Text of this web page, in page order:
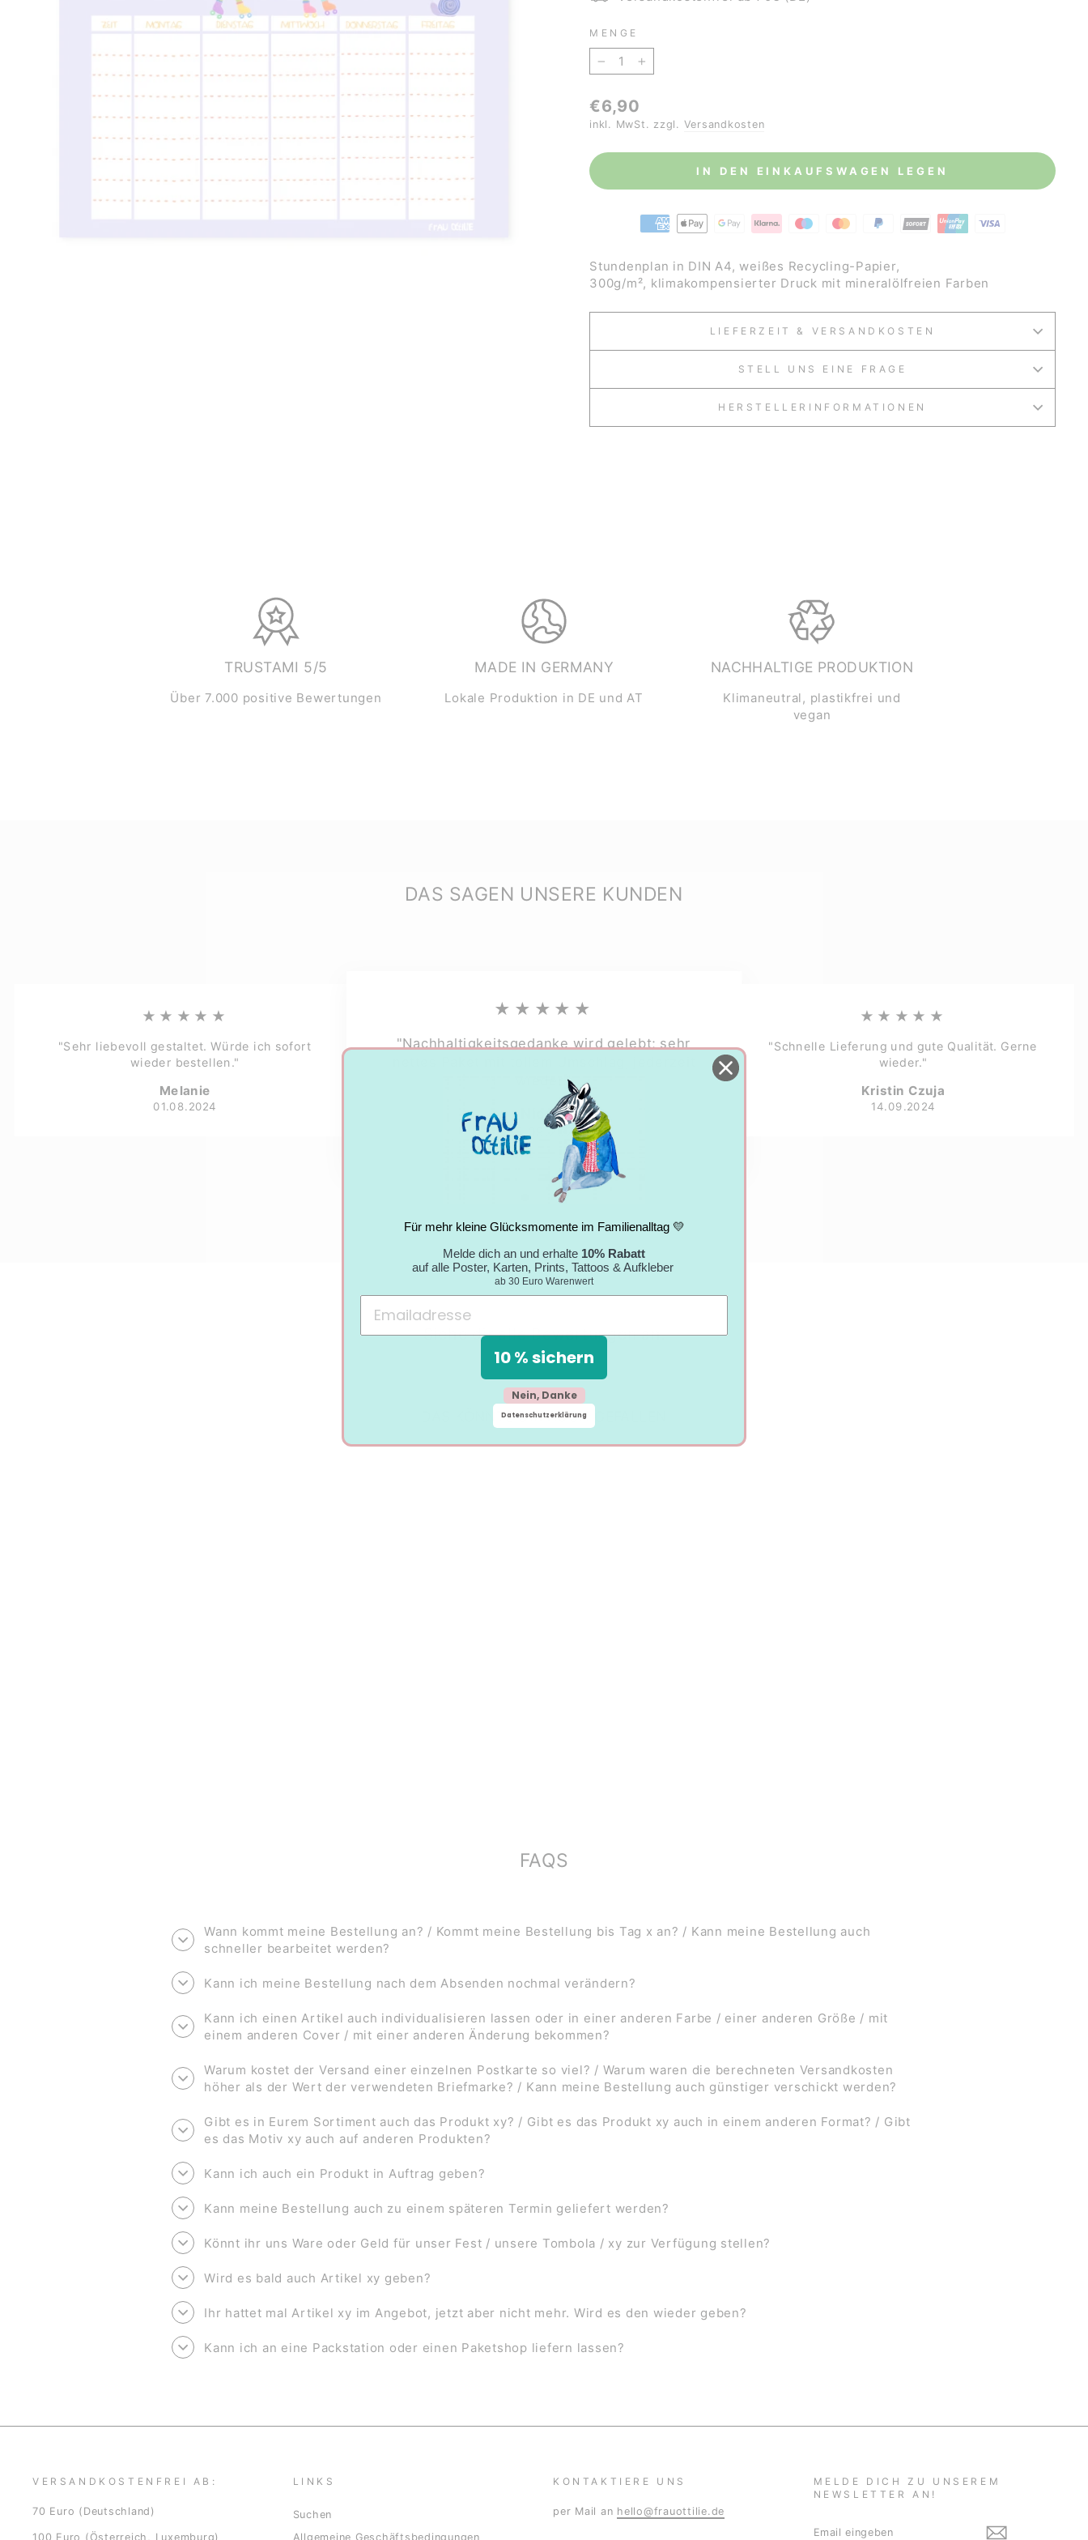
MENGE
− +
Normaler
Preis
€6,90
inkl. MwSt. zzgl. Versandkosten
IN DEN EINKAUFSWAGEN LEGEN
Stundenplan in DIN A4, weißes Recycling-Papier,
300g/m², klimakompensierter Druck mit mineralölfreien Farben
LIEFERZEIT & VERSANDKOSTEN
STELL UNS EINE FRAGE
HERSTELLERINFORMATIONEN
TRUSTAMI 5/5
Über 7.000 positive Bewertungen
MADE IN GERMANY
Lokale Produktion in DE und AT
NACHHALTIGE PRODUKTION
Klimaneutral, plastikfrei und
vegan
DAS SAGEN UNSERE KUNDEN
★★★★★
"Sehr liebevoll gestaltet. Würde ich sofort
wieder bestellen."
Melanie
01.08.2024
★★★★★
"Nachhaltigkeitsgedanke wird gelebt; sehr
wieder."
Nicole
05.09.2024
★★★★★
"Schnelle Lieferung und gute Qualität. Gerne
wieder."
Kristin Czuja
14.09.2024
Siehe dir alle Bewertungen an.
DAS KÖNNTE DIR AUCH GEFALLEN
FAQS
Wann kommt meine Bestellung an? / Kommt meine Bestellung bis Tag x an? / Kann meine Bestellung auch
schneller bearbeitet werden?
Kann ich meine Bestellung nach dem Absenden nochmal verändern?
Kann ich einen Artikel auch individualisieren lassen oder in einer anderen Farbe / einer anderen Größe / mit
einem anderen Cover / mit einer anderen Änderung bekommen?
Warum kostet der Versand einer einzelnen Postkarte so viel? / Warum waren die berechneten Versandkosten
höher als der Wert der verwendeten Briefmarke? / Kann meine Bestellung auch günstiger verschickt werden?
Gibt es in Eurem Sortiment auch das Produkt xy? / Gibt es das Produkt xy auch in einem anderen Format? / Gibt
es das Motiv xy auch auf anderen Produkten?
Kann ich auch ein Produkt in Auftrag geben?
Kann meine Bestellung auch zu einem späteren Termin geliefert werden?
Könnt ihr uns Ware oder Geld für unser Fest / unsere Tombola / xy zur Verfügung stellen?
Wird es bald auch Artikel xy geben?
Ihr hattet mal Artikel xy im Angebot, jetzt aber nicht mehr. Wird es den wieder geben?
Kann ich an eine Packstation oder einen Paketshop liefern lassen?
VERSANDKOSTENFREI AB:
70 Euro (Deutschland)
100 Euro (Österreich, Luxemburg)
LINKS
Suchen
Allgemeine Geschäftsbedingungen
KONTAKTIERE UNS
per Mail an hello@frauottilie.de
MELDE DICH ZU UNSEREM
NEWSLETTER AN!
EINGEBEN
Für mehr kleine Glücksmomente im Familienalltag 💛
Melde dich an und erhalte 10% Rabatt
auf alle Poster, Karten, Prints, Tattoos & Aufkleber
ab 30 Euro Warenwert
10 % sichern
Nein, Danke
Datenschutzerklärung